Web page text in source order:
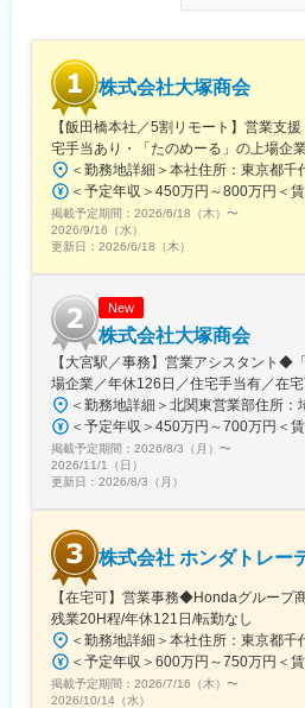
品情報や成功事例の共有・新人メ
・予算はメンバーの7～8割が達成
で169,000円、下限は88％の達成
必ず保持されます）
■入社後の育成体制：
半年で一人立ちできる育成プログ
援を活用した「自立」が可能で、
につながっています。
・世界で毎年12億円以上投資する
を実施
・約半年の研修とチーム制による
・能力開発に向けた定期的なレビ
・マネジャーによる営業同行やミ
実施 等
■キャリアプラン：
成果を出した社員には惜しみなく
境です。
※最短例：2年後上位職へ（700～
■ヒルティの魅力：
（1）年間100万件以上のお客様か
（2）2021年働きがいのある企業ラ
変更の範囲：無
株式会社大塚商会
【飯田橋本社／5割リモート】営業支
宅手当あり・「たのめーる」の上場企
掲載予定期間： 2026/6/18（木） 〜
2026/9/16（水）
更新日： 2026/6/18（木）
New
株式会社大塚商会
【大宮駅／事務】営業アシスタント◆
場企業／年休126日／住宅手当有／在
掲載予定期間： 2026/8/3（月） 〜
2026/11/1（日）
更新日： 2026/8/3（月）
株式会社 ホンダトレー
【在宅可】営業事務◆Hondaグルー
残業20H程/年休121日/転勤なし
掲載予定期間： 2026/7/16（木） 〜
2026/10/14（水）